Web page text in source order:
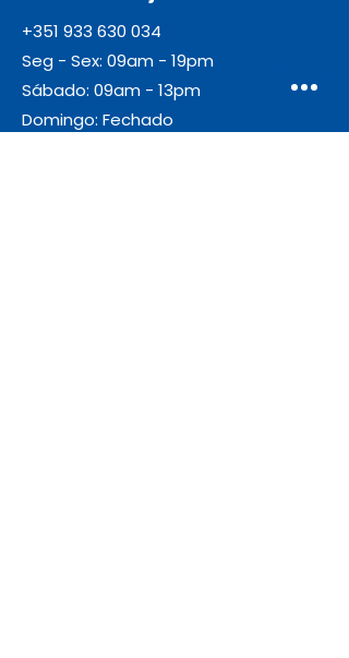
+351 933 630 034
Seg - Sex: 09am - 19pm
Sábado: 09am - 13pm
Domingo: Fechado